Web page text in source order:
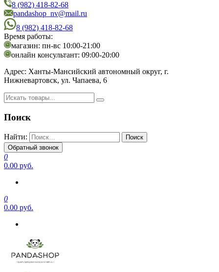
PandaShop
Интернет-магазин косметики
8 (982) 418-82-68
pandashop_nv@mail.ru
8 (982) 418-82-68
Время работы:
магазин: пн-вс 10:00-21:00
онлайн консультант: 09:00-20:00
Адрес: Ханты-Мансийский автономный округ, г.
Нижневартовск, ул. Чапаева, 6
Поиск
Найти:
Обратный звонок
0
0.00 руб.
0
0.00 руб.